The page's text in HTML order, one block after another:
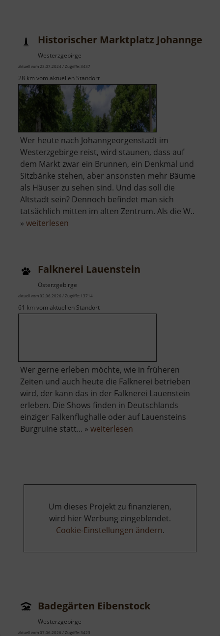
Historischer Marktplatz
Westerzgebirge
aktuell vom 23.07.2024 / Zugriffe: 3437
28 km vom aktuellen Standort
Wer heute nach Johanngeorgenstadt im
Westerzgebirge reist, wird staunen, dass auf
dem Markt zwar ein Brunnen, ein Denkmal und
Sitzbänke stehen, aber ansonsten mehr Bäume
als Häuser zu sehen sind. Und das soll die
Altstadt sein? Dennoch befindet man sich
tatsächlich mitten im alten Zentrum. Als die W..
» weiterlesen
Falknerei Lauenstein
Osterzgebirge
aktuell vom 02.06.2026 / Zugriffe: 13714
61 km vom aktuellen Standort
Wer gerne erleben möchte, wie in früheren
Zeiten und auch heute die Falknerei betrieben
wird, der kann das in der Falknerei Lauenstein
erleben. Die Shows finden in Deutschlands
einziger Falkenflughalle oder auf Lauensteins
Burgruine statt... » weiterlesen
Um dieses Projekt zu finanzieren,
wird hier Werbung eingeblendet.
Cookie-Einstellungen ändern.
Badegärten Eibenstock
Westerzgebirge
aktuell vom 07.06.2026 / Zugriffe: 3423